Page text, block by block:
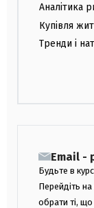
Аналітика
Купівля
Тренди і
Email -
Будьте в
Перейдіть
обрати ті,